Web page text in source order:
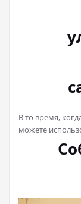
В то время,
можете